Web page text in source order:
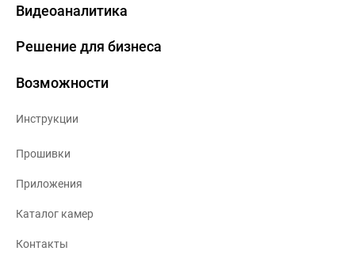
Видеоаналитика
Решение для бизнеса
Возможности
Инструкции
Прошивки
Приложения
Каталог камер
Контакты